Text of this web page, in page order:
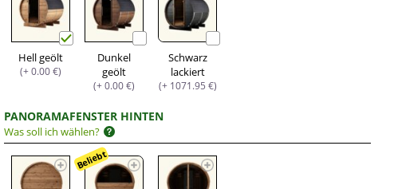
Hell geölt
(+ 0.00 €)
Dunkel
geölt
(+ 0.00 €)
Schwarz
lackiert
(+ 1071.95 €)
PANORAMAFENSTER HINTEN
Was soll ich wählen?
Beliebt